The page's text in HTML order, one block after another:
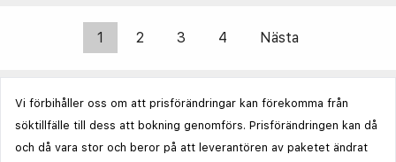
1 2 3 4 Nästa
Vi förbihåller oss om att prisförändringar kan förekomma från
söktillfälle till dess att bokning genomförs. Prisförändringen kan då
och då vara stor och beror på att leverantören av paketet ändrat